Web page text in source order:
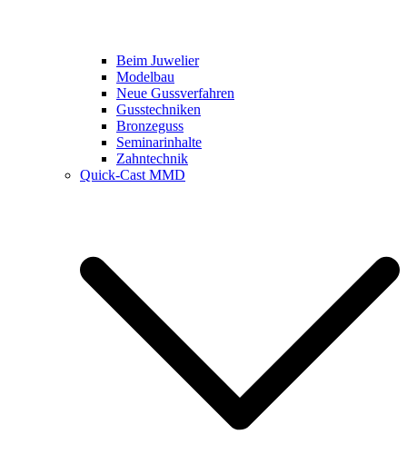
Beim Juwelier
Modelbau
Neue Gussverfahren
Gusstechniken
Bronzeguss
Seminarinhalte
Zahntechnik
Quick-Cast MMD